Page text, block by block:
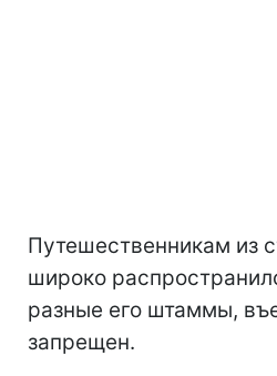
Путешественникам из
широко
разные его штаммы,
запрещен.